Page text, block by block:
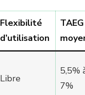
Flexibilité
d’utilisation
TAEG
Libre
5,5%
7%